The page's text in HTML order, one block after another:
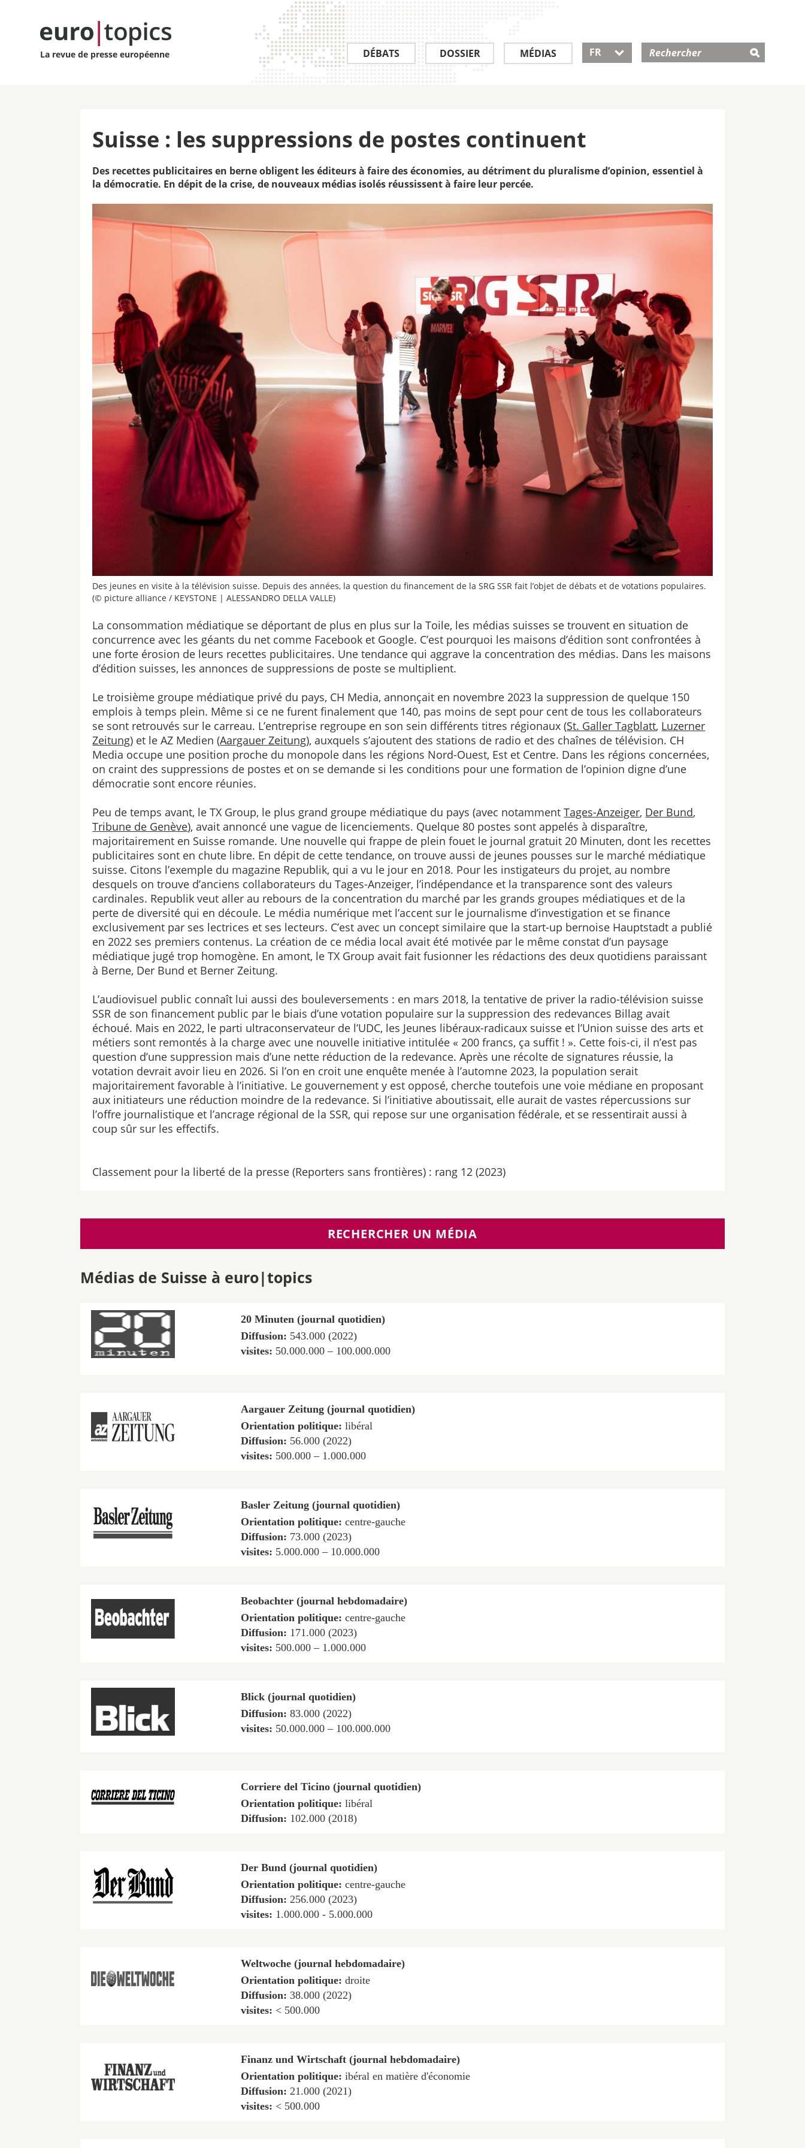
La revue de presse européenne DÉBATS DOSSIER MÉDIAS FR 
Suisse : les suppressions de postes continuent
Des recettes publicitaires en berne obligent les éditeurs à faire des économies, au détriment du pluralisme d’opinion, essentiel à
la démocratie. En dépit de la crise, de nouveaux médias isolés réussissent à faire leur percée.
Des jeunes en visite à la télévision suisse. Depuis des années, la question du financement de la SRG SSR fait l’objet de débats et de votations populaires.
(© picture alliance / KEYSTONE | ALESSANDRO DELLA VALLE)
La consommation médiatique se déportant de plus en plus sur la Toile, les médias suisses se trouvent en situation de
concurrence avec les géants du net comme Facebook et Google. C’est pourquoi les maisons d’édition sont confrontées à
une forte érosion de leurs recettes publicitaires. Une tendance qui aggrave la concentration des médias. Dans les maisons
d’édition suisses, les annonces de suppressions de poste se multiplient.
Le troisième groupe médiatique privé du pays, CH Media, annonçait en novembre 2023 la suppression de quelque 150
emplois à temps plein. Même si ce ne furent finalement que 140, pas moins de sept pour cent de tous les collaborateurs
se sont retrouvés sur le carreau. L’entreprise regroupe en son sein différents titres régionaux (St. Galler Tagblatt, Luzerner
Zeitung) et le AZ Medien (Aargauer Zeitung), auxquels s’ajoutent des stations de radio et des chaînes de télévision. CH
Media occupe une position proche du monopole dans les régions Nord-Ouest, Est et Centre. Dans les régions concernées,
on craint des suppressions de postes et on se demande si les conditions pour une formation de l’opinion digne d’une
démocratie sont encore réunies.
Peu de temps avant, le TX Group, le plus grand groupe médiatique du pays (avec notammentTages-Anzeiger, Der Bund,
Tribune de Genève), avait annoncé une vague de licenciements. Quelque 80 postes sont appelés à disparaître,
majoritairement en Suisse romande. Une nouvelle qui frappe de plein fouet le journal gratuit 20 Minuten, dont les recettes
publicitaires sont en chute libre. En dépit de cette tendance, on trouve aussi de jeunes pousses sur le marché médiatique
suisse. Citons l’exemple du magazine Republik, qui a vu le jour en 2018. Pour les instigateurs du projet, au nombre
desquels on trouve d’anciens collaborateurs du Tages-Anzeiger, l’indépendance et la transparence sont des valeurs
cardinales. Republik veut aller au rebours de la concentration du marché par les grands groupes médiatiques et de la
perte de diversité qui en découle. Le média numérique met l’accent sur le journalisme d’investigation et se finance
exclusivement par ses lectrices et ses lecteurs. C’est avec un concept similaire que la start-up bernoise Hauptstadt a publié
en 2022 ses premiers contenus. La création de ce média local avait été motivée par le même constat d’un paysage
médiatique jugé trop homogène. En amont, le TX Group avait fait fusionner les rédactions des deux quotidiens paraissant
à Berne, Der Bund et Berner Zeitung.
L’audiovisuel public connaît lui aussi des bouleversements : en mars 2018, la tentative de priver la radio-télévision suisse
SSR de son financement public par le biais d’une votation populaire sur la suppression des redevances Billag avait
échoué. Mais en 2022, le parti ultraconservateur de l’UDC, les Jeunes libéraux-radicaux suisse et l’Union suisse des arts et
métiers sont remontés à la charge avec une nouvelle initiative intitulée « 200 francs, ça suffit ! ». Cette fois-ci, il n’est pas
question d’une suppression mais d’une nette réduction de la redevance. Après une récolte de signatures réussie, la
votation devrait avoir lieu en 2026. Si l’on en croit une enquête menée à l’automne 2023, la population serait
majoritairement favorable à l’initiative. Le gouvernement y est opposé, cherche toutefois une voie médiane en proposant
aux initiateurs une réduction moindre de la redevance. Si l’initiative aboutissait, elle aurait de vastes répercussions sur
l’offre journalistique et l’ancrage régional de la SSR, qui repose sur une organisation fédérale, et se ressentirait aussi à
coup sûr sur les effectifs.
Classement pour la liberté de la presse (Reporters sans frontières) : rang 12 (2023)
RECHERCHER UN MÉDIA
Médias de Suisse à euro|topics
20 Minuten (journal quotidien)
Diffusion: 543.000 (2022)
visites: 50.000.000 – 100.000.000
Aargauer Zeitung (journal quotidien)
Orientation politique: libéral
Diffusion: 56.000 (2022)
visites: 500.000 – 1.000.000
Basler Zeitung (journal quotidien)
Orientation politique: centre-gauche
Diffusion: 73.000 (2023)
visites: 5.000.000 – 10.000.000
Beobachter (journal hebdomadaire)
Orientation politique: centre-gauche
Diffusion: 171.000 (2023)
visites: 500.000 – 1.000.000
Blick (journal quotidien)
Diffusion: 83.000 (2022)
visites: 50.000.000 – 100.000.000
Corriere del Ticino (journal quotidien)
Orientation politique: libéral
Diffusion: 102.000 (2018)
Der Bund (journal quotidien)
Orientation politique: centre-gauche
Diffusion: 256.000 (2023)
visites: 1.000.000 - 5.000.000
Weltwoche (journal hebdomadaire)
Orientation politique: droite
Diffusion: 38.000 (2022)
visites: < 500.000
Finanz und Wirtschaft (journal hebdomadaire)
Orientation politique: ibéral en matière d'économie
Diffusion: 21.000 (2021)
visites: < 500.000